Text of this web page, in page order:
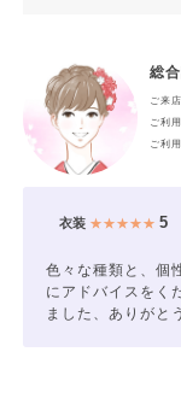
総
ご来
ご利
ご利
衣装★★★★★ 5
色々な種類と、個
にアドバイスをく
ました、ありがと